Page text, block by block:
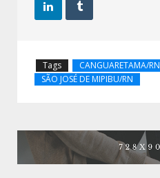
 
Tags CANGUARETAMA/RN
SÃO JOSÉ DE MIPIBU/RN